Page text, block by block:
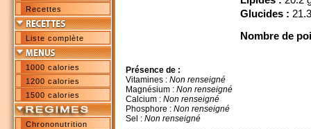
Recettes
Liste complète
1000 calories
1200 calories
1500 calories
Chrononutrition
Glucides :
Nombre de
Présence de :
Vitamines : Non renseigné
Magnésium : Non renseigné
Calcium : Non renseigné
Phosphore : Non renseigné
Sel : Non renseigné